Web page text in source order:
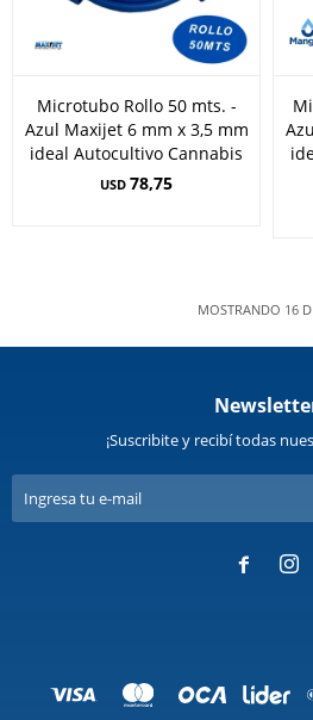
Microtubo Rollo 50 mts. -
Azul Maxijet 6 mm x 3,5 mm
ideal Autocultivo Cannabis
USD 78,75
MOSTRANDO 16
¡Suscribite y recibí todas
 